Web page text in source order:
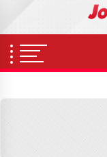
content